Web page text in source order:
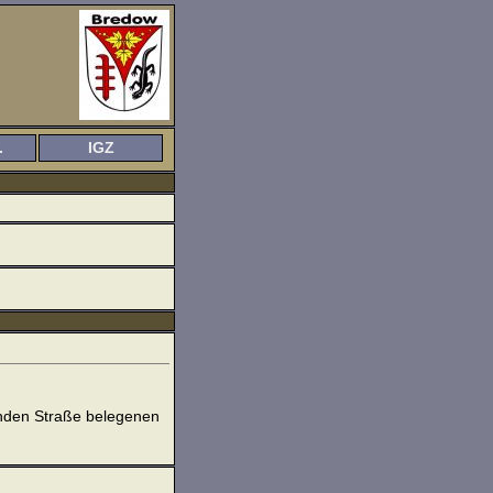
IGZ
Straße belegenen